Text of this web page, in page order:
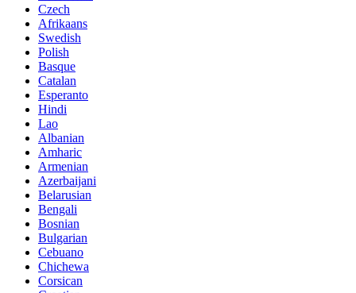
Czech
Afrikaans
Swedish
Polish
Basque
Catalan
Esperanto
Hindi
Lao
Albanian
Amharic
Armenian
Azerbaijani
Belarusian
Bengali
Bosnian
Bulgarian
Cebuano
Chichewa
Corsican